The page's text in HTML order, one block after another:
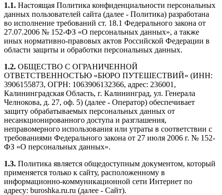
1.1. Настоящая Политика конфиденциальности персональных
данных пользователей сайта (далее - Политика) разработана
во исполнение требований ст. 18.1 Федерального закона от
27.07.2006 № 152-ФЗ «О персональных данных», а также
иных нормативно-правовых актов Российской Федерации в
области защиты и обработки персональных данных.
1.2. ОБЩЕСТВО С ОГРАНИЧЕННОЙ
ОТВЕТСТВЕННОСТЬЮ «БЮРО ПУТЕШЕСТВИЙ» (ИНН:
3906155873, ОГРН: 1063906132366, адрес: 236001,
Калининградская Область, г. Калининград, ул. Генерала
Челнокова, д. 27, оф. 5) (далее - Оператор) обеспечивает
защиту обрабатываемых персональных данных от
несанкционированного доступа и разглашения,
неправомерного использования или утраты в соответствии с
требованиями Федерального закона от 27 июля 2006 г. № 152-
ФЗ «О персональных данных».
1.3. Политика является общедоступным документом, который
применяется только к сайту, расположенному в
информационно-коммуникационной сети Интернет по
адресу: buroshka.ru.ru (далее - Сайт).